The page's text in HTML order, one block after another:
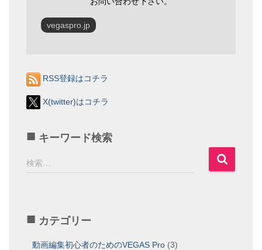
vegaspro.jp
RSS登録はコチラ
X(twitter)はコチラ
キーワード検索
検
索
検索…
カテゴリー
動画編集初心者のためのVEGAS Pro (3)